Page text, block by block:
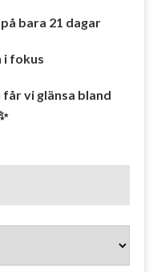
bara 21 dagar
i fokus
vi glänsa bland